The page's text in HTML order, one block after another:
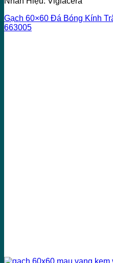
Gạch 60×60 Đá Bóng Kính
663005